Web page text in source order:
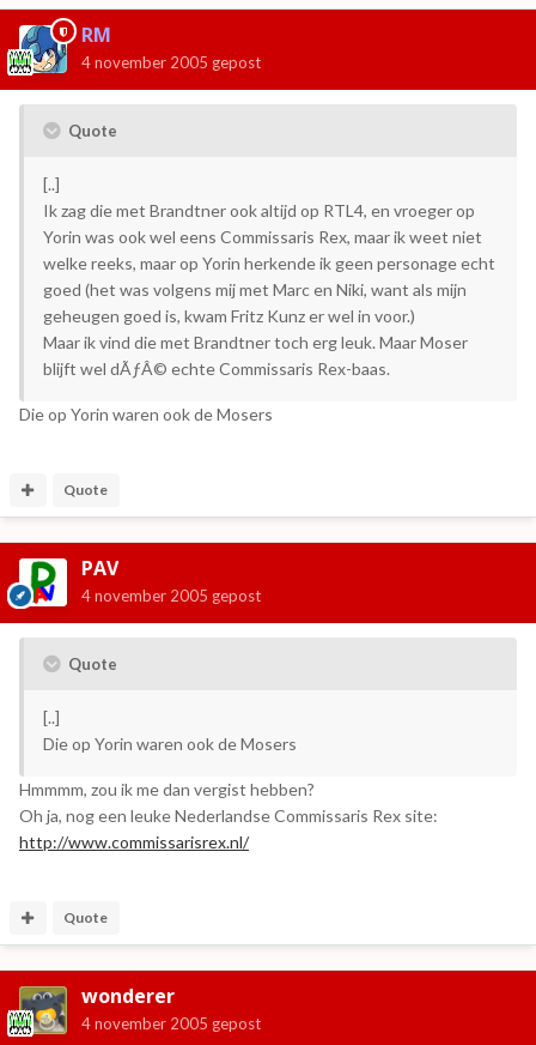
RM
4 november 2005 gepost
Quote
[..]
Ik zag die met Brandtner ook altijd op RTL4, en vroeger op
Yorin was ook wel eens Commissaris Rex, maar ik weet niet
welke reeks, maar op Yorin herkende ik geen personage echt
goed (het was volgens mij met Marc en Niki, want als mijn
geheugen goed is, kwam Fritz Kunz er wel in voor.)
Maar ik vind die met Brandtner toch erg leuk. Maar Moser
blijft wel dÃƒÂ© echte Commissaris Rex-baas.
Die op Yorin waren ook de Mosers
Quote
PAV
4 november 2005 gepost
Quote
[..]
Die op Yorin waren ook de Mosers
Hmmmm, zou ik me dan vergist hebben?
Oh ja, nog een leuke Nederlandse Commissaris Rex site:
http://www.commissarisrex.nl/
Quote
wonderer
4 november 2005 gepost